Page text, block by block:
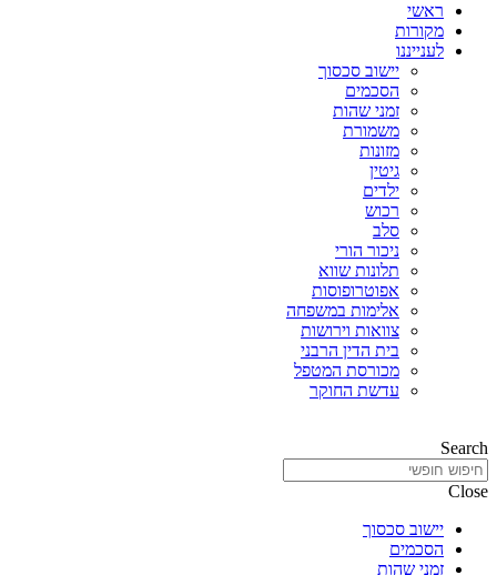
ראשי
מקורות
לענייננו
יישוב סכסוך
הסכמים
זמני שהות
משמורת
מזונות
גיטין
ילדים
רכוש
סלב
ניכור הורי
תלונות שווא
אפוטרופוסות
אלימות במשפחה
צוואות וירושות
בית הדין הרבני
מכורסת המטפל
עדשת החוקר
Search
Close
יישוב סכסוך
הסכמים
זמני שהות